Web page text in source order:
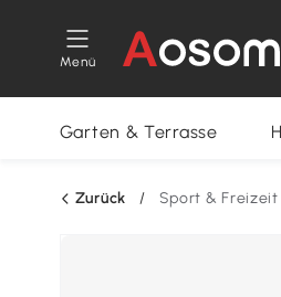
Menü
Garten & Terrasse
Zurück / Sport & Freizeit